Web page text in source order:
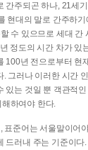
간주되곤 하나, 21세
현대의 말로 간주하
수 있으므로 세대 간
정도의 시간 차가 있
100년 전으로부터 현
그러나 이러한 시간
있는 것일 뿐 객관적인
하여야 한다.
표준어는 서울말이어
드러내 주는 기준이다.